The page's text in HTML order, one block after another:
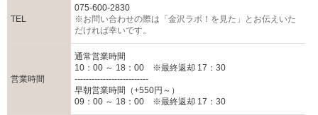
TEL
075-600-2830
※お問い合わせの際は「金沢ラボ！を見た」とお伝えいた
だければ幸いです。
営業時間
通常営業時間
10：00 ～ 18：00 ※最終返却 17：30
--------------------------
早朝営業時間（+550円～）
09：00 ～ 18：00 ※最終返却 17：30